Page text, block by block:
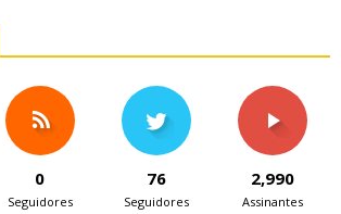
0
Seguidores
76
Seguidores
2,990
Assinantes